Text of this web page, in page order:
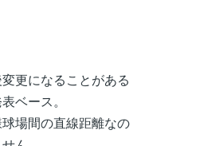
更になることがある
ベース。
場間の直線距離なの